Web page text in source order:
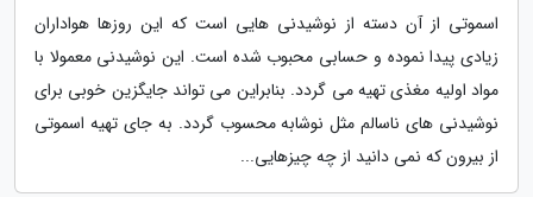
اسموتی از آن دسته از نوشیدنی هایی است که این روزها هواداران
زیادی پیدا نموده و حسابی محبوب شده است. این نوشیدنی معمولا با
مواد اولیه مغذی تهیه می گردد. بنابراین می تواند جایگزین خوبی برای
نوشیدنی های ناسالم مثل نوشابه محسوب گردد. به جای تهیه اسموتی
از بیرون که نمی دانید از چه چیزهایی...